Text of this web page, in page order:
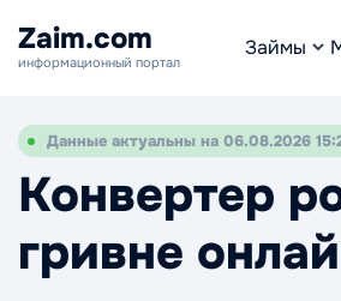
Zaim.com
информационный портал
Займы
Данные актуальны на 06.08.2026
Конвертер
гривне